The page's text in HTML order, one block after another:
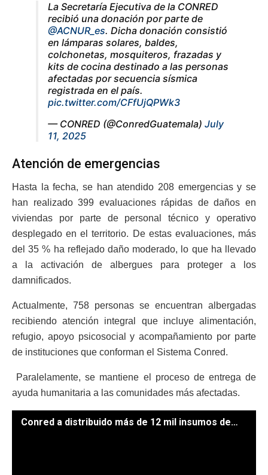
La Secretaría Ejecutiva de la CONRED
recibió una donación por parte de
@ACNUR_es. Dicha donación consistió
en lámparas solares, baldes,
colchonetas, mosquiteros, frazadas y
kits de cocina destinado a las personas
afectadas por secuencia sísmica
registrada en el país.
pic.twitter.com/CFfUjQPWk3
— CONRED (@ConredGuatemala) July
11, 2025
Atención de emergencias
Hasta la fecha, se han atendido 208 emergencias y se
han realizado 399 evaluaciones rápidas de daños en
viviendas por parte de personal técnico y operativo
desplegado en el territorio. De estas evaluaciones, más
del 35 % ha reflejado daño moderado, lo que ha llevado
a la activación de albergues para proteger a los
damnificados.
Actualmente, 758 personas se encuentran albergadas
recibiendo atención integral que incluye alimentación,
refugio, apoyo psicosocial y acompañamiento por parte
de instituciones que conforman el Sistema Conred.
Paralelamente, se mantiene el proceso de entrega de
ayuda humanitaria a las comunidades más afectadas.
Conred a distribuido más de 12 mil insumos de ayuda humanitaria tras sismos en el país